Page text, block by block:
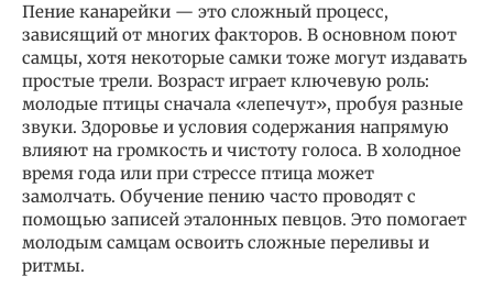
Пение канарейки — это сложный процесс,
зависящий от многих факторов. В основном поют
самцы, хотя некоторые самки тоже могут издавать
простые трели. Возраст играет ключевую роль:
молодые птицы сначала «лепечут», пробуя разные
звуки. Здоровье и условия содержания напрямую
влияют на громкость и чистоту голоса. В холодное
время года или при стрессе птица может
замолчать. Обучение пению часто проводят с
помощью записей эталонных певцов. Это помогает
молодым самцам освоить сложные переливы и
ритмы.